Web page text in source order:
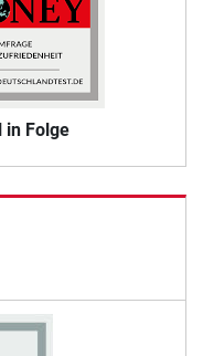
in Folge